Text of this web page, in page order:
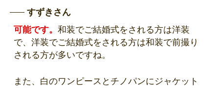
すずきさん
可能です。 和装でご結婚式をされる方は洋装
で、洋装でご結婚式をされる方は和装で前撮り
される方が多いですね。
また、白のワンピースとチノパンにジャケット